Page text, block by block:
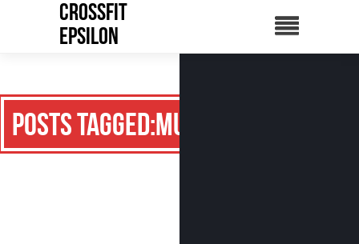
CrossFit
Epsilon
Posts Tagged:Muffin